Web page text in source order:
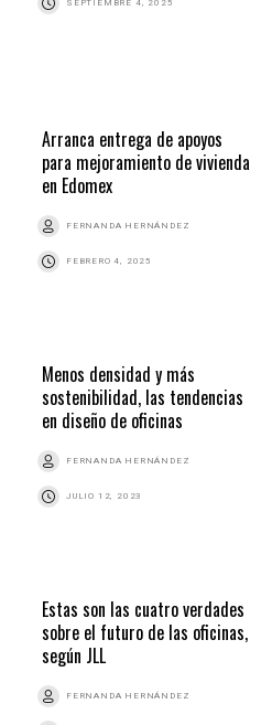
SEPTIEMBRE 4, 2025
Arranca entrega de apoyos
para mejoramiento de vivienda
en Edomex
FERNANDA HERNÁNDEZ
FEBRERO 4, 2025
Menos densidad y más
sostenibilidad, las tendencias
en diseño de oficinas
FERNANDA HERNÁNDEZ
JULIO 12, 2023
Estas son las cuatro verdades
sobre el futuro de las oficinas,
según JLL
FERNANDA HERNÁNDEZ